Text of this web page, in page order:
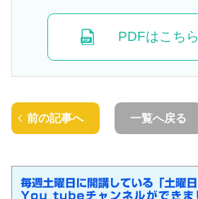
PDFはこちら
前の記事へ 一覧へ戻る